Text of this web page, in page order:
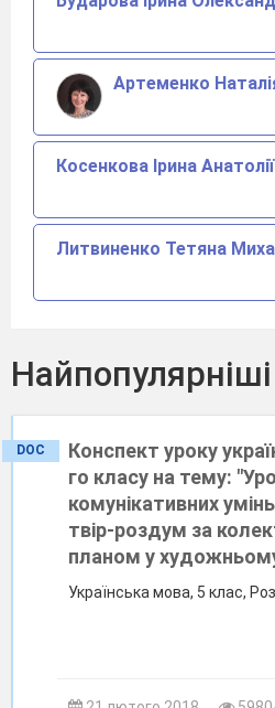
Артеменко
Косенкова Ірина
Литвиненко Тетяна
DOC
Конспект уроку
го класу на тему:
комунікативних
твір-роздум за
планом у
Українська мова, 5 клас,